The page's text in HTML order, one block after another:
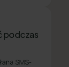
podczas
SMS-